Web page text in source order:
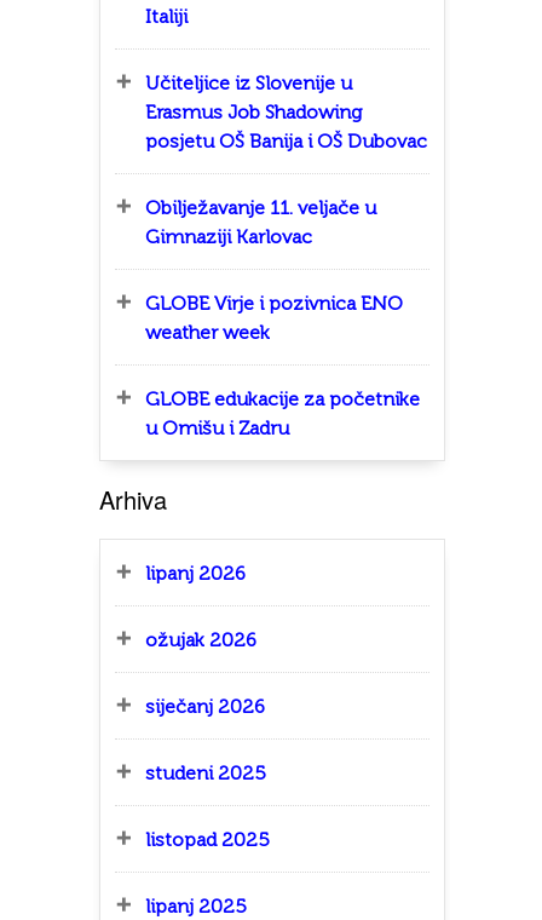
Italiji
Učiteljice iz Slovenije u
Erasmus Job Shadowing
posjetu OŠ Banija i OŠ Dubovac
Obilježavanje 11. veljače u
Gimnaziji Karlovac
GLOBE Virje i pozivnica ENO
weather week
GLOBE edukacije za početnike
u Omišu i Zadru
Arhiva
lipanj 2026
ožujak 2026
siječanj 2026
studeni 2025
listopad 2025
lipanj 2025